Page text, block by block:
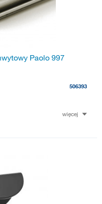
Paolo 997
506393
więcej